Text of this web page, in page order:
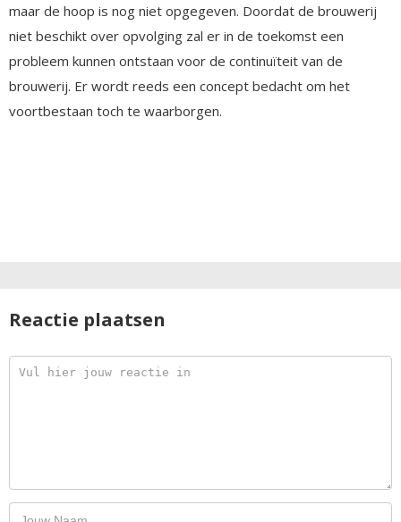
maar de hoop is nog niet opgegeven. Doordat de brouwerij
niet beschikt over opvolging zal er in de toekomst een
probleem kunnen ontstaan voor de continuïteit van de
brouwerij. Er wordt reeds een concept bedacht om het
voortbestaan toch te waarborgen.
Reactie plaatsen